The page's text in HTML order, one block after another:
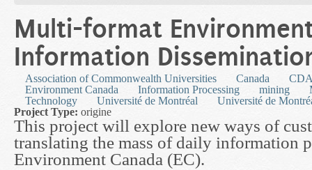
Multi-format
Information
Association of Commonwealth Universities Canada
Environment Canada
Information Processing mining
Technology
Université de Montréal
Université de
Project Type: origine
This project will explore new ways of
translating the mass of daily information
Environment Canada (EC).